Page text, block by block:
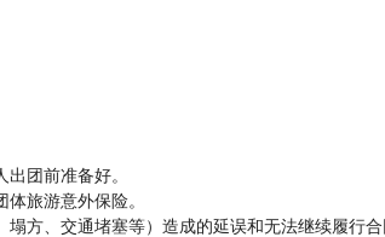
团前准备好。
旅游意外保险。
方、交通堵塞等）造成的延误和无法继续履行合